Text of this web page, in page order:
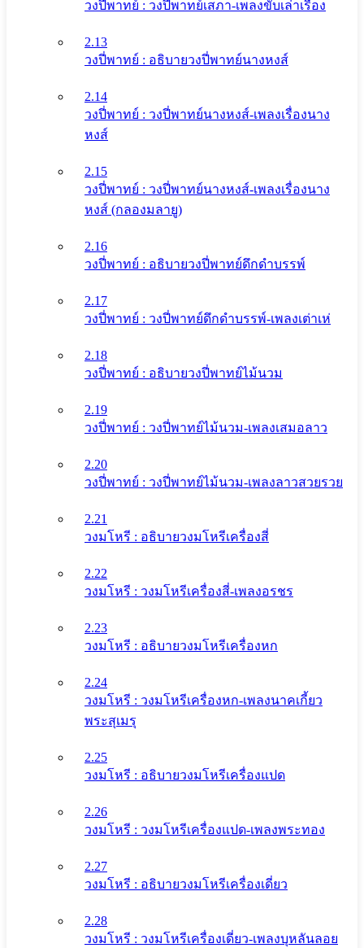
วงปี่พาทย์ : วงปี่พาทย์เสภา-เพลงขับเล่าเรื่อง
2.13
วงปี่พาทย์ : อธิบายวงปี่พาทย์นางหงส์
2.14
วงปี่พาทย์ : วงปี่พาทย์นางหงส์-เพลงเรื่องนาง
หงส์
2.15
วงปี่พาทย์ : วงปี่พาทย์นางหงส์-เพลงเรื่องนาง
หงส์ (กลองมลายู)
2.16
วงปี่พาทย์ : อธิบายวงปี่พาทย์ดึกดําบรรพ์
2.17
วงปี่พาทย์ : วงปี่พาทย์ดึกดําบรรพ์-เพลงเต่าเห่
2.18
วงปี่พาทย์ : อธิบายวงปี่พาทย์ไม้นวม
2.19
วงปี่พาทย์ : วงปี่พาทย์ไม้นวม-เพลงเสมอลาว
2.20
วงปี่พาทย์ : วงปี่พาทย์ไม้นวม-เพลงลาวสวยรวย
2.21
วงมโหรี : อธิบายวงมโหรีเครื่องสี่
2.22
วงมโหรี : วงมโหรีเครื่องสี่-เพลงอรชร
2.23
วงมโหรี : อธิบายวงมโหรีเครื่องหก
2.24
วงมโหรี : วงมโหรีเครื่องหก-เพลงนาคเกี้ยว
พระสุเมรุ
2.25
วงมโหรี : อธิบายวงมโหรีเครื่องแปด
2.26
วงมโหรี : วงมโหรีเครื่องแปด-เพลงพระทอง
2.27
วงมโหรี : อธิบายวงมโหรีเครื่องเดี่ยว
2.28
วงมโหรี : วงมโหรีเครื่องเดี่ยว-เพลงบุหลันลอย